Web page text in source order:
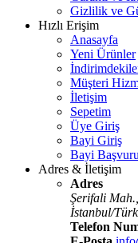
Gizlilik ve
Hızlı Erişim
Anasayfa
Yeni Ürünler
Müşteri
İletişim
Sepetim
Üye Giriş
Bayi Giriş
Bayi Başvuru
Adres & İletişim
Adres
Şerifali
İstanbul/
Telefon